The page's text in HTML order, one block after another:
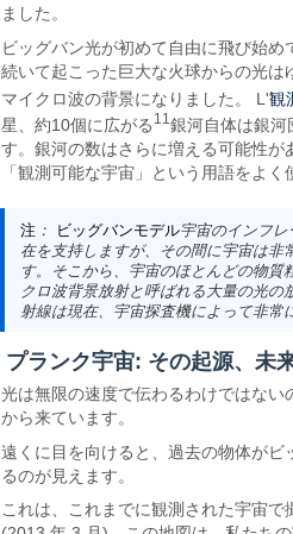
ました。
ビッグバン光が初めて自由に飛び始
続いて起こった巨大な火球からの光は
マイクロ波の背景になりました。 L'観
星、約10個に広がる 11銀河自体は銀河
す。銀河の数はさらに増える可能性が
「観測可能な宇宙」という用語をよく
注 ： ビッグバンモデル宇宙のインフ
在を支持しますが、その間に宇宙は非
す。そこから、宇宙のほとんどの物質
クロ波背景放射と呼ばれる大量の光の
射線は現在、宇宙探査機によって非常
プランク宇宙: その起源、未
光は無限の速度で伝わるわけではな
から来ています。
遠くに目を向けると、過去の物体がビ
るのが見えます。
これは、これまでに観測された宇宙で